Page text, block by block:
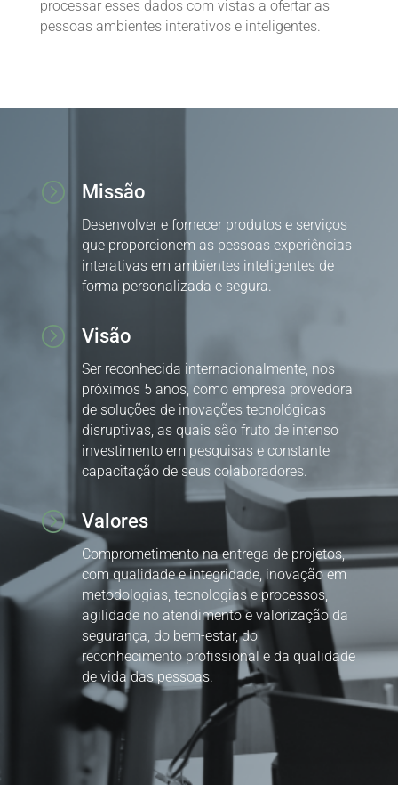
processar esses dados com vistas a ofertar as
pessoas ambientes interativos e inteligentes.
= Missão
Desenvolver e fornecer produtos e serviços
que proporcionem as pessoas experiências
interativas em ambientes inteligentes de
forma personalizada e segura.
= Visão
Ser reconhecida internacionalmente, nos
próximos 5 anos, como empresa provedora
de soluções de inovações tecnológicas
disruptivas, as quais são fruto de intenso
investimento em pesquisas e constante
capacitação de seus colaboradores.
= Valores
Comprometimento na entrega de projetos,
com qualidade e integridade, inovação em
metodologias, tecnologias e processos,
agilidade no atendimento e valorização da
segurança, do bem-estar, do
reconhecimento profissional e da qualidade
de vida das pessoas.